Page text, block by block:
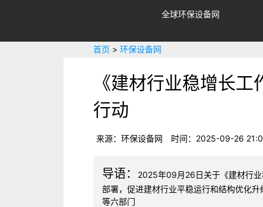
全球环保设备网
首页 > 环保设备网
《建材行业稳增长
行动
来源：环保设备网 时间：2025-09-26
2025年09月26日关于《建材行
部署，促进建材行业平稳运行和结构优化
等六部门